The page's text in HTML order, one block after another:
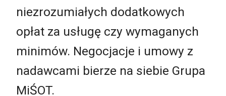
niezrozumiałych dodatkowych
opłat za usługę czy wymaganych
minimów. Negocjacje i umowy z
nadawcami bierze na siebie Grupa
MiŚOT.